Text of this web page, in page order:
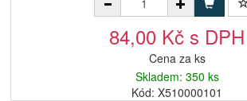
84,00 Kč s DPH
Cena za ks
Skladem: 350 ks
Kód: X510000101